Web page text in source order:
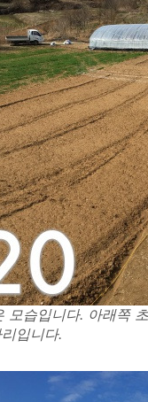
습입니다. 아래쪽
입니다.